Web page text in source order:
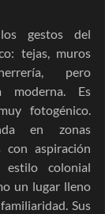
gestos del
tejas, muros
pero
Es
fotogénico.
en zonas
con aspiración
colonial
un lugar lleno
Sus